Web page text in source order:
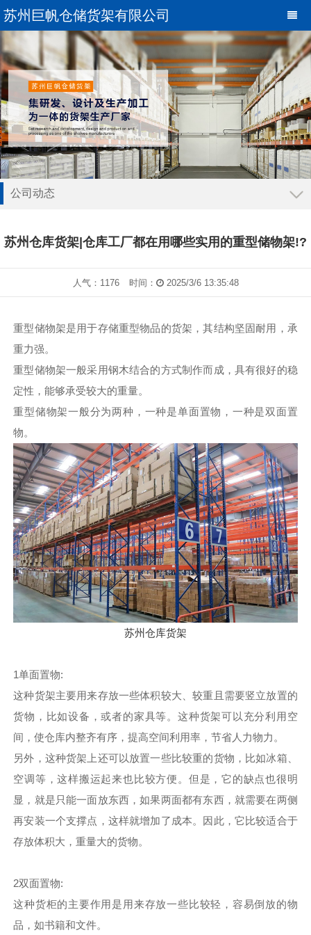
苏州巨帆仓储货架有限公司
公司动态
公司动态
行业资讯
常见问题解答
苏州仓库货架|仓库工厂都在用哪些实用的重型储物架!?
人气：1176 时间： 2025/3/6 13:35:48
重型储物架是用于存储重型物品的货架，其结构坚固耐用，承
重力强。
重型储物架一般采用钢木结合的方式制作而成，具有很好的稳
定性，能够承受较大的重量。
重型储物架一般分为两种，一种是单面置物，一种是双面置
物。
苏州仓库货架
1单面置物:
这种货架主要用来存放一些体积较大、较重且需要竖立放置的
货物，比如设备，或者的家具等。这种货架可以充分利用空
间，使仓库内整齐有序，提高空间利用率，节省人力物力。
另外，这种货架上还可以放置一些比较重的货物，比如冰箱、
空调等，这样搬运起来也比较方便。但是，它的缺点也很明
显，就是只能一面放东西，如果两面都有东西，就需要在两侧
再安装一个支撑点，这样就增加了成本。因此，它比较适合于
存放体积大，重量大的货物。
2双面置物:
这种货柜的主要作用是用来存放一些比较轻，容易倒放的物
品，如书籍和文件。